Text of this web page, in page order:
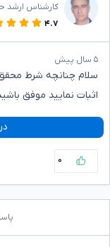
کارشناس ارشد
۴.۷
۵ سال پیش
سلام چنانچه شرط
اثبات نمایید موفق
۰